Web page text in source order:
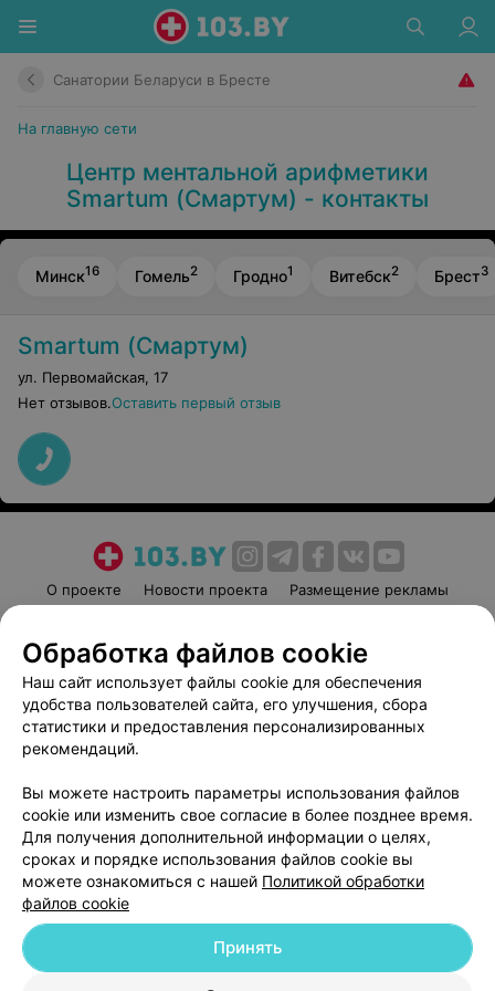
Санатории Беларуси в Бресте
На главную сети
Центр ментальной арифметики
Smartum (Смартум) - контакты
Минск16 Гомель2 Гродно1 Витебск2 Брест3
Smartum (Смартум)
ул. Первомайская 17
Нет отзывов.Оставить первый отзыв
О проекте Новости проекта
Размещение рекламы
Пользовательское соглашение
Способы оплаты
Вакансии
Партнеры
Написать руководителю 103.by
Обработка персональных данных
© 2026 ООО «Артокс Лаб», УНП 191700409
| 220012, Республика Беларусь,
Обработка файлов cookie
Наш сайт использует файлы cookie для обеспечения
удобства пользователей сайта, его улучшения, сбора
статистики и предоставления персонализированных
рекомендаций.
Вы можете настроить параметры использования файлов
cookie или изменить свое согласие в более позднее время.
Для получения дополнительной информации о целях,
сроках и порядке использования файлов cookie вы
можете ознакомиться с нашей Политикой обработки
файлов cookie
Принять